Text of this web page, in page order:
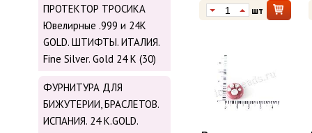
ПРОТЕКТОР ТРОСИКА
Ювелирные .999 и 24К
GOLD. ШТИФТЫ. ИТАЛИЯ.
Fine Silver. Gold 24 K (30)
ФУРНИТУРА ДЛЯ
БИЖУТЕРИИ, БРАСЛЕТОВ.
ИСПАНИЯ. 24 K.GOLD.
шт